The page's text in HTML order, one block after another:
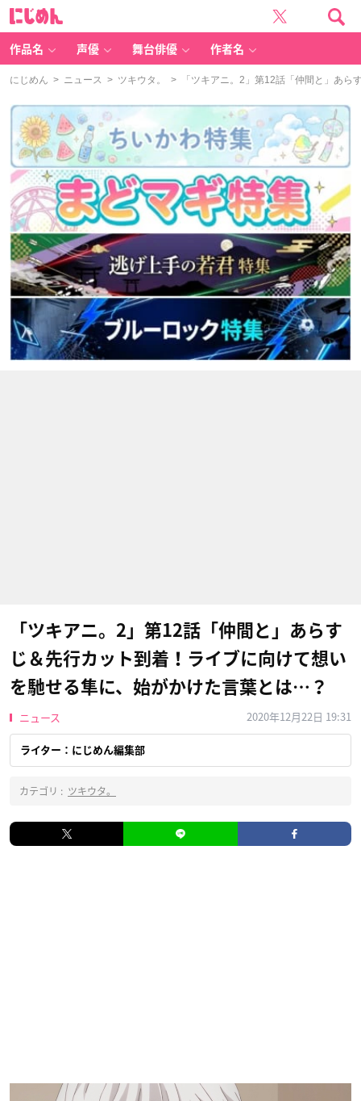
作品名 声優 舞台俳優 作者名
にじめん > ニュース > ツキウタ。 > 「ツキアニ。2」第12話「仲間と」あら
「ツキアニ。2」第12話「仲間と」あらす
じ＆先行カット到着！ライブに向けて想い
を馳せる隼に、始がかけた言葉とは…？
ニュース 2020年12月22日 19:31
ライター：にじめん編集部
カテゴリ : ツキウタ。